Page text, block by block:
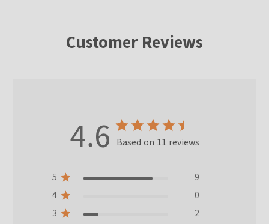
Customer Reviews
4.6 Based on 11 reviews
5
9
4
0
3
2